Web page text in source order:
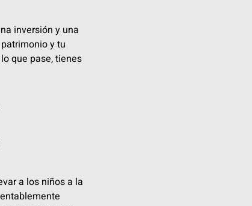
inversión y una
y tu
que pase, tienes
a los niños a la